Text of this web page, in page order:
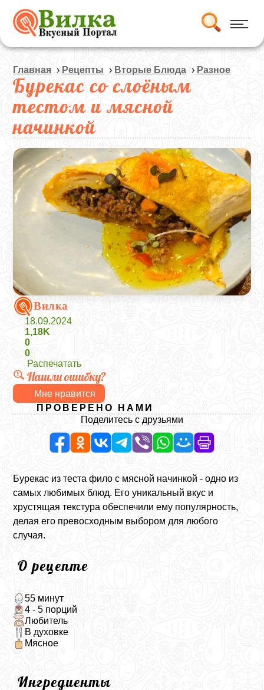
Главная › Рецепты › Вторые Блюда › Разное
Бурекас со слоёным
тестом и мясной
начинкой
Вилка
18.09.2024
1,18K
0
0
Распечатать
Нашли ошибку?
Мне нравится
ПРОВЕРЕНО НАМИ
Поделитесь с друзьями
Бурекас из теста фило с мясной начинкой - одно из
самых любимых блюд. Его уникальный вкус и
хрустящая текстура обеспечили ему популярность,
делая его превосходным выбором для любого
случая.
О рецепте
55 минут
4 - 5 порций
Любитель
В духовке
Мясное
Ингредиенты